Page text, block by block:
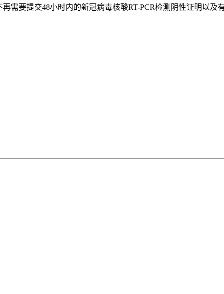
需要提交48小时内的新冠病毒核酸RT-PCR检测阴性证明以及